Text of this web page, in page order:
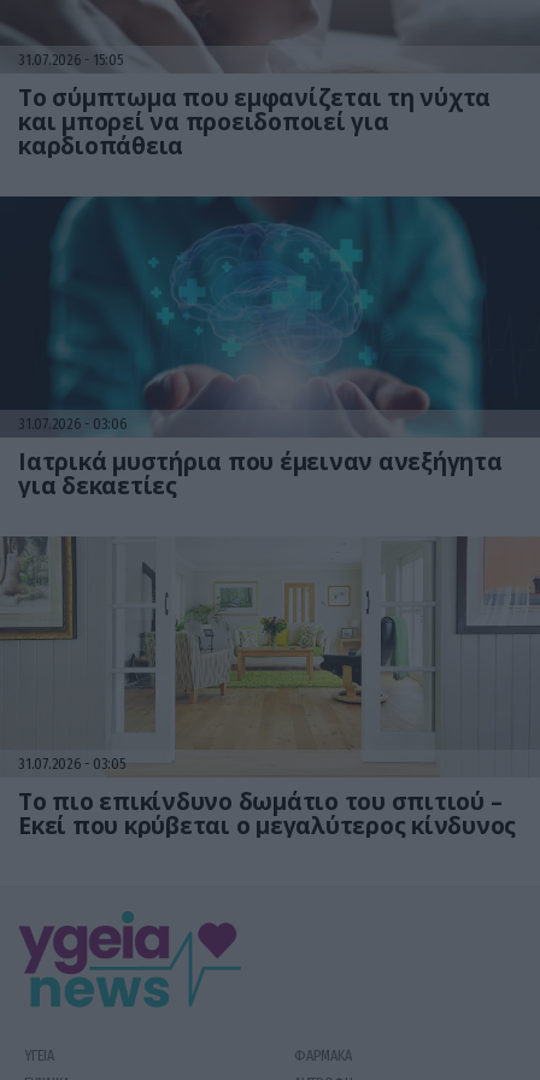
31.07.2026 15:05
Το σύμπτωμα που εμφανίζεται τη νύχτα
και μπορεί να προειδοποιεί για
καρδιοπάθεια
31.07.2026 03:06
Ιατρικά μυστήρια που έμειναν ανεξήγητα
για δεκαετίες
31.07.2026 03:05
Το πιο επικίνδυνο δωμάτιο του σπιτιού –
Εκεί που κρύβεται ο μεγαλύτερος κίνδυνος
ΥΓΕΙΑ
ΦΑΡΜΑΚΑ